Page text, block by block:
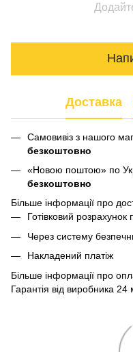
Доставка
Самовивіз з нашого
безкоштовно
«Новою поштою» по
безкоштовно
Більше інформації про
Готівковий розрахунок
Через систему
Накладений платіж
Більше інформації про
Гарантія від виробника 24